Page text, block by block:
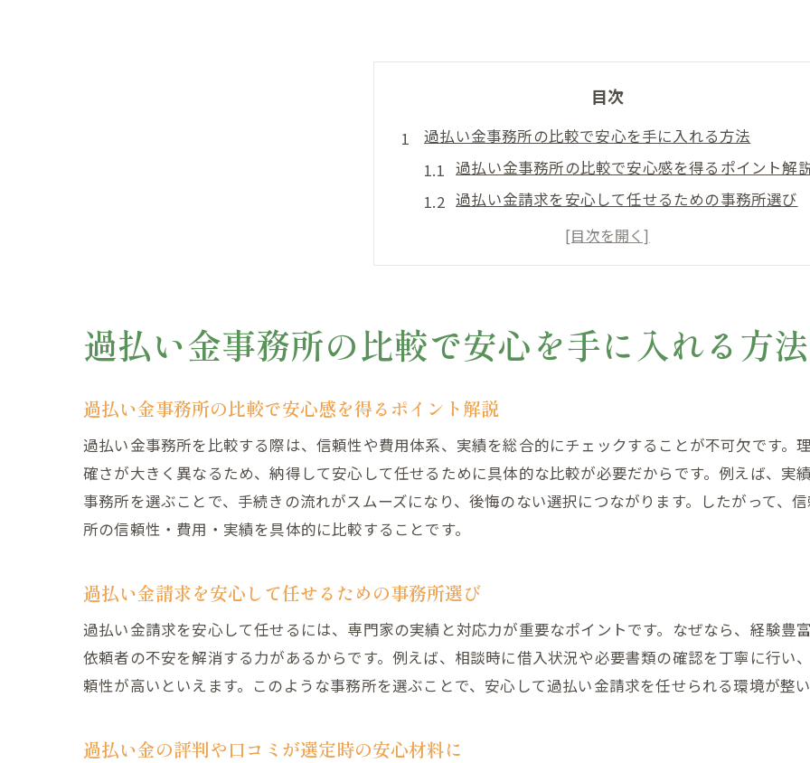
目次
過払い金事務所の比較で安心を手に入れる方法
過払い金事務所の比較で安心感を得るポイント解
過払い金請求を安心して任せるための事務所選び
過払い金の評判や口コミが選定時の安心材料に
過払い金のランキングと事務所比較の重要性
過払い金事務所のおすすめ比較法で安心確保
信頼できる過払い金事務所を見極めるコツ
過払い金請求で重視すべき口コミと評判の見方
過払い金の法律事務所選びで怪しい点を回避
過払い金請求の専門性と信頼性を比較するコツ
過払い金相談の際に確認したい信頼の指標
過払い金請求で悩んだときの相談方法を解説
過払い金のランキングや評判をどう活用するか
過払い金事務所の比較で安心を手に入れる方法
過払い金事務所の比較で安心感を得るポイント解説
過払い金事務所を比較する際は、信頼性や費用体系、実績を総合的にチェックすることが不可欠です。
確さが大きく異なるため、納得して安心して任せるために具体的な比較が必要だからです。例えば、実
事務所を選ぶことで、手続きの流れがスムーズになり、後悔のない選択につながります。したがって、
所の信頼性・費用・実績を具体的に比較することです。
過払い金請求を安心して任せるための事務所選び
過払い金請求を安心して任せるには、専門家の実績と対応力が重要なポイントです。なぜなら、経験豊
依頼者の不安を解消する力があるからです。例えば、相談時に借入状況や必要書類の確認を丁寧に行い
頼性が高いといえます。このような事務所を選ぶことで、安心して過払い金請求を任せられる環境が整
過払い金の評判や口コミが選定時の安心材料に